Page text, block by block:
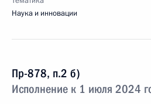
Наука и инновации
Пр-878, п.2 б)
Исполнение к 1 июля 2024